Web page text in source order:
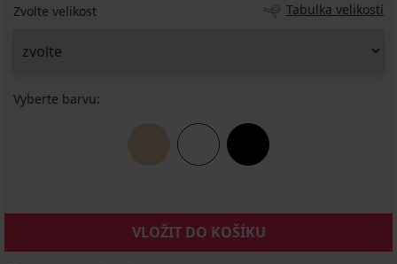
Zvolte velikost Tabulka velikostí
Vyberte barvu:
VLOŽIT DO KOŠÍKU